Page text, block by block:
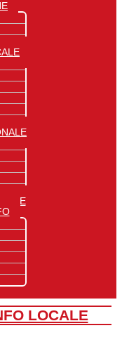
LOCALE